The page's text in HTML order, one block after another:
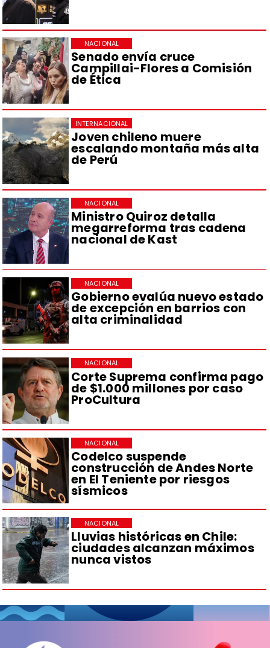
Senado envía cruce
Campillai-Flores a Comisión
de Ética
NACIONAL
Joven chileno muere
escalando montaña más alta
de Perú
INTERNACIONAL
Ministro Quiroz detalla
megarreforma tras cadena
nacional de Kast
NACIONAL
Gobierno evalúa nuevo estado
de excepción en barrios con
alta criminalidad
NACIONAL
Corte Suprema confirma pago
de $1.000 millones por caso
ProCultura
NACIONAL
Codelco suspende
construcción de Andes Norte
en El Teniente por riesgos
sísmicos
NACIONAL
Lluvias históricas en Chile:
ciudades alcanzan máximos
nunca vistos
NACIONAL